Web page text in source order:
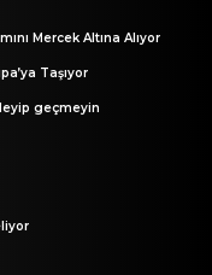
Mercek Altına Alıyor
Taşıyor
geçmeyin